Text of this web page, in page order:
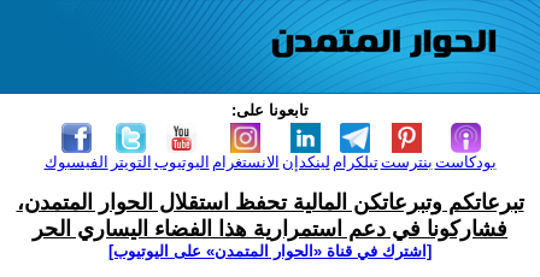
تابعونا على:
الفيسبوك التويتر اليوتيوب الانستغرام لينكدإن تيلكرامبنترست بودكاست
تبرعاتكم وتبرعاتكن المالية تحفظ استقلال الحوار المتمدن،
فشاركونا في دعم استمرارية هذا الفضاء اليساري الحر
[اشترك في قناة ‫«الحوار المتمدن» على اليوتيوب]